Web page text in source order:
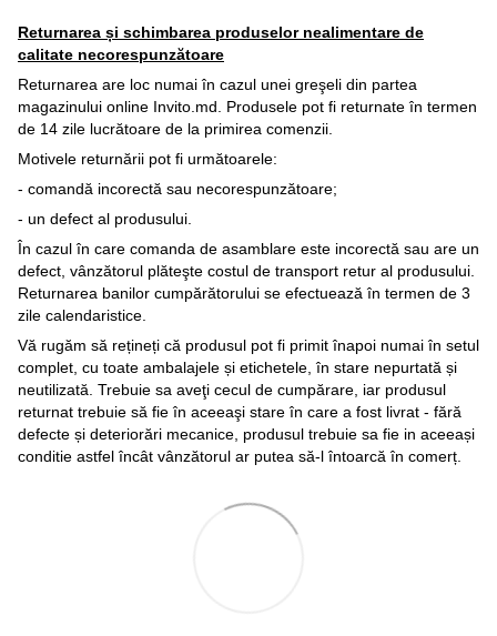
Returnarea și schimbarea produselor nealimentare de
calitate necorespunzătoare
Returnarea are loc numai în cazul unei greşeli din partea
magazinului online Invito.md. Produsele pot fi returnate în termen
de 14 zile lucrătoare de la primirea comenzii.
Motivele returnării pot fi următoarele:
- comandă incorectă sau necorespunzătoare;
- un defect al produsului.
În cazul în care comanda de asamblare este incorectă sau are un
defect, vânzătorul plăteşte costul de transport retur al produsului.
Returnarea banilor cumpărătorului se efectuează în termen de 3
zile calendaristice.
Vă rugăm să rețineți că produsul pot fi primit înapoi numai în setul
complet, cu toate ambalajele și etichetele, în stare nepurtată și
neutilizată. Trebuie sa aveţi cecul de cumpărare, iar produsul
returnat trebuie să fie în aceeaşi stare în care a fost livrat - fără
defecte și deteriorări mecanice, produsul trebuie sa fie in aceeași
conditie astfel încât vânzătorul ar putea să-l întoarcă în comerț.